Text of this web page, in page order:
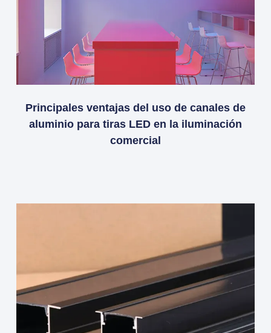
Principales ventajas del uso de canales de
aluminio para tiras LED en la iluminación
comercial